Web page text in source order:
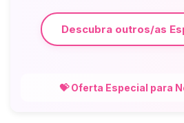
Descubra outros/as
💝 Oferta Especial para